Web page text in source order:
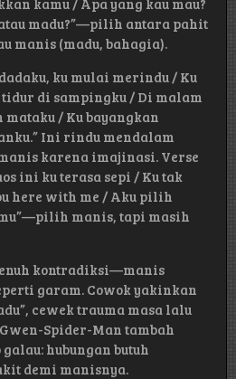
madu?”—pilih antara pahit
manis (madu, bahagia).
ku mulai merindu / Ku
di sampingku / Di malam
mataku / Ku bayangkan
Ini rindu mendalam
karena imajinasi. Verse
ini ku terasa sepi / Ku tak
here with me / Aku pilih
manis, tapi masih
kontradiksi—manis
garam. Cowok yakinkan
cewek trauma masa lalu
Spider-Man tambah
hubungan butuh
demi manisnya.